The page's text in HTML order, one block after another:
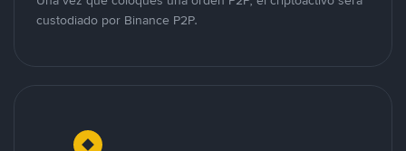
custodiado por Binance P2P.